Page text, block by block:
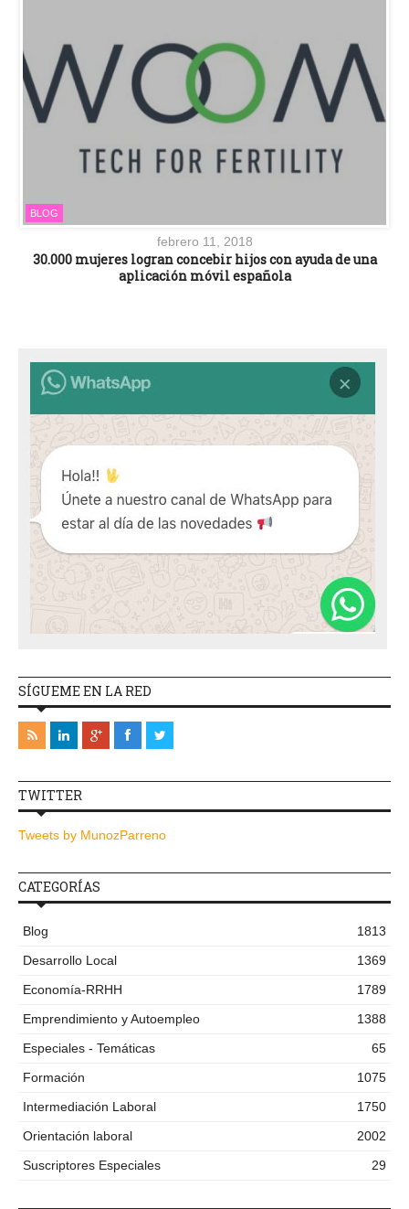
BLOG
febrero 11, 2018
30.000 mujeres logran concebir hijos con ayuda de una
aplicación móvil española
SÍGUEME EN LA RED
TWITTER
Tweets by MunozParreno
CATEGORÍAS
Blog
1813
Desarrollo Local
1369
Economía-RRHH
1789
Emprendimiento y Autoempleo
1388
Especiales - Temáticas
65
Formación
1075
Intermediación Laboral
1750
Orientación laboral
2002
Suscriptores Especiales
29